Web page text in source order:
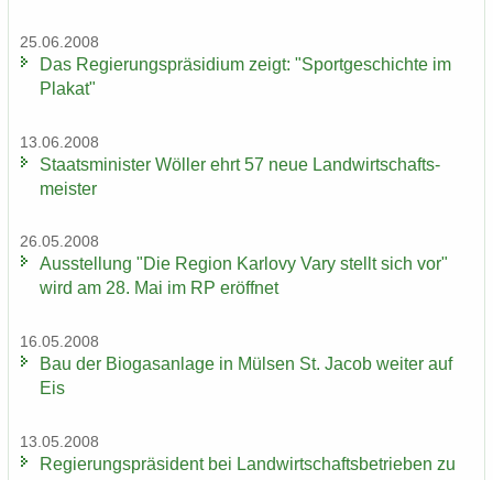
25.06.2008
Das Re­gie­rungs­prä­si­di­um zeigt: "Sport­ge­schich­te im
Pla­kat"
13.06.2008
Staats­mi­nis­ter Wöl­ler ehrt 57 neue Land­wirt­schafts­
meis­ter
26.05.2008
Aus­stel­lung "Die Re­gi­on Kar­lo­vy Vary stellt sich vor"
wird am 28. Mai im RP er­öff­net
16.05.2008
Bau der Bio­gas­an­la­ge in Mül­sen St. Jacob wei­ter auf
Eis
13.05.2008
Re­gie­rungs­prä­si­dent bei Land­wirt­schafts­be­trie­ben zu